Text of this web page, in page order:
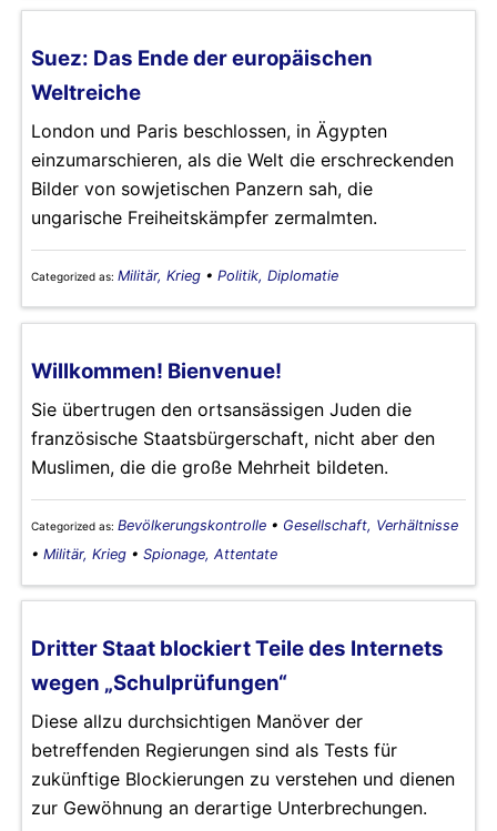
Suez: Das Ende der europäischen
Weltreiche
London und Paris beschlossen, in Ägypten
einzumarschieren, als die Welt die erschreckenden
Bilder von sowjetischen Panzern sah, die
ungarische Freiheitskämpfer zermalmten.
Categorized as: Militär, Krieg • Politik, Diplomatie
Willkommen! Bienvenue!
Sie übertrugen den ortsansässigen Juden die
französische Staatsbürgerschaft, nicht aber den
Muslimen, die die große Mehrheit bildeten.
Categorized as: Bevölkerungskontrolle • Gesellschaft, Verhältnisse
• Militär, Krieg • Spionage, Attentate
Dritter Staat blockiert Teile des Internets
wegen „Schulprüfungen“
Diese allzu durchsichtigen Manöver der
betreffenden Regierungen sind als Tests für
zukünftige Blockierungen zu verstehen und dienen
zur Gewöhnung an derartige Unterbrechungen.